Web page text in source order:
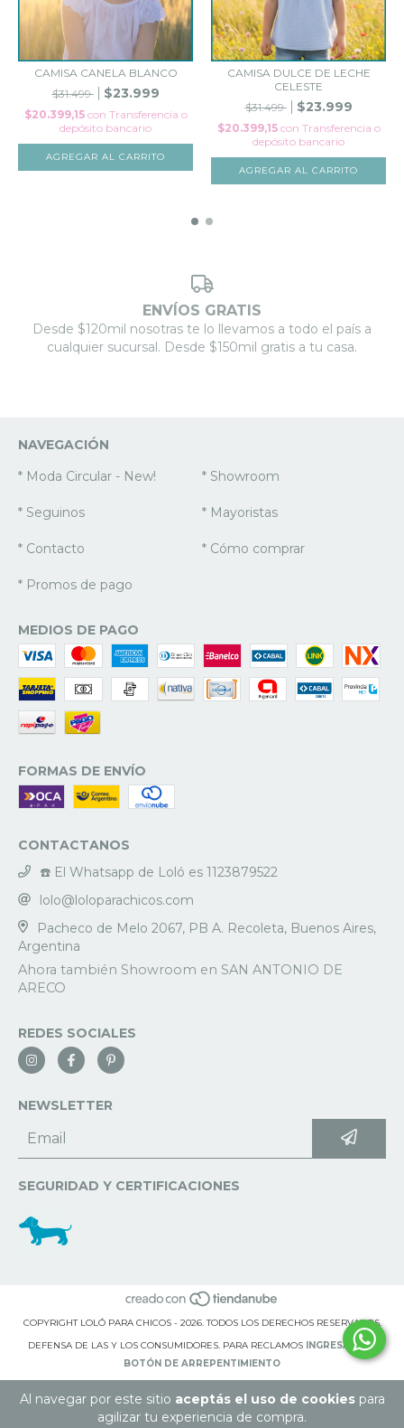
Al navegar por este sitio aceptás el uso de cookiespara
agilizar tu experiencia de compra.
CAMISA CANELA BLANCO
$31.499
$23.999
$20.399,15 con Transferencia o
depósito bancario
AGREGAR AL CARRITO
CAMISA DULCE DE LECHE
CELESTE
$31.499
$23.999
$20.399,15 con Transferencia o
depósito bancario
AGREGAR AL CARRITO
ENVÍOS GRATIS
Desde $120mil nosotras te lo llevamos a todo el país a
cualquier sucursal. Desde $150mil gratis a tu casa.
NAVEGACIÓN
* Moda Circular - New!
* Showroom
* Seguinos * Mayoristas
* Contacto * Cómo comprar
* Promos de pago
MEDIOS DE PAGO
FORMAS DE ENVÍO
CONTACTANOS
☎️ El Whatsapp de Loló es 1123879522
lolo@loloparachicos.com
Pacheco de Melo 2067, PB A. Recoleta, Buenos Aires,
Argentina
REDES SOCIALES
NEWSLETTER
SEGURIDAD Y CERTIFICACIONES
COPYRIGHT LOLÓ PARA CHICOS - 2026. TODOS LOS DERECHOS RESERVADOS.
DEFENSA DE LAS Y LOS CONSUMIDORES. PARA RECLAMOS INGRESÁ ACÁ.
BOTÓN DE ARREPENTIMIENTO